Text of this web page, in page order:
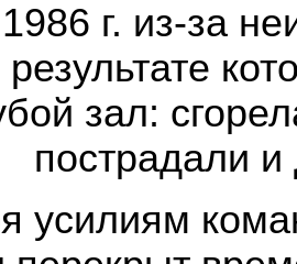
г. из-за
зал:
пострадали
усилиям